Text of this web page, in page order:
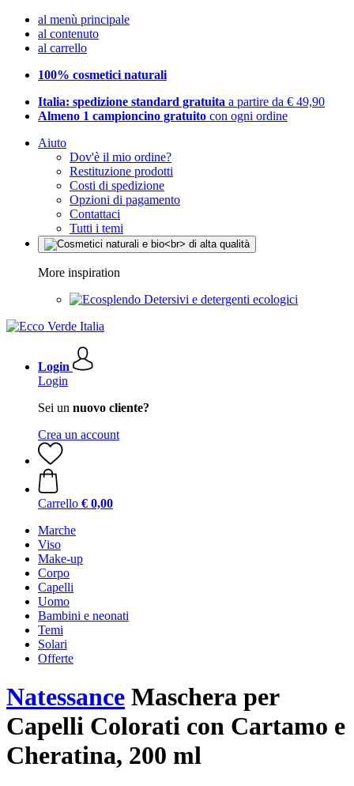
al menù principale
al contenuto
al carrello
100% cosmetici naturali
Italia: spedizione standard gratuita a partire da € 49,90
Almeno 1 campioncino gratuito con ogni ordine
Aiuto
Dov'è il mio ordine?
Restituzione prodotti
Costi di spedizione
Opzioni di pagamento
Contattaci
Tutti i temi
More inspiration
Detersivi e detergenti ecologici
Login
Login
Sei un nuovo cliente?
Crea un account
Carrello € 0,00
Marche
Viso
Make-up
Corpo
Capelli
Uomo
Bambini e neonati
Temi
Solari
Offerte
Natessance Maschera per
Capelli Colorati con Cartamo e
Cheratina, 200 ml